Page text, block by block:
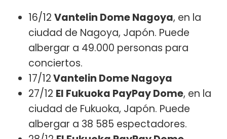
16/12 Vantelin Dome Nagoya, en la
ciudad de Nagoya, Japón. Puede
albergar a 49.000 personas para
conciertos.
17/12Vantelin Dome Nagoya
27/12 El Fukuoka PayPay Dome, en la
ciudad de Fukuoka, Japón. Puede
albergar a 38 585 espectadores.